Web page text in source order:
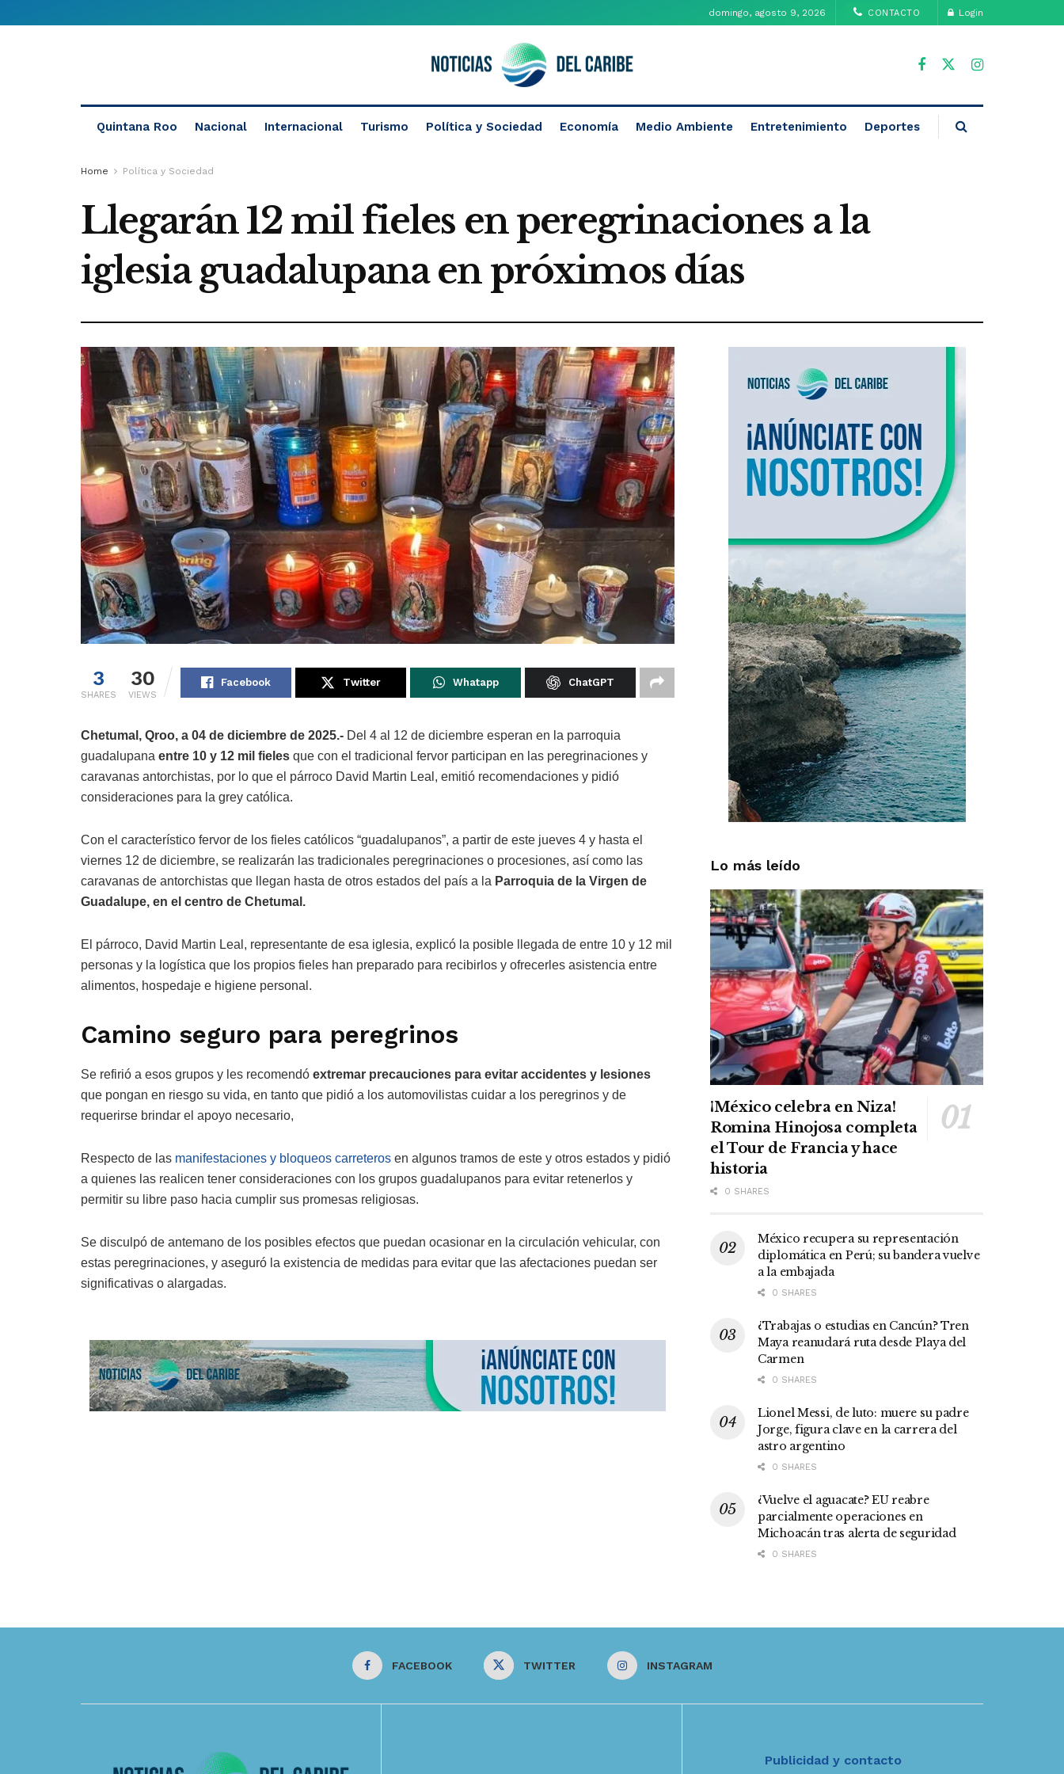
domingo, agosto 9, 2026 CONTACTO Login
Quintana Roo Nacional Internacional Turismo Política y Sociedad Economía Medio Ambiente Entretenimiento Deportes
Home Política y Sociedad
Llegarán 12 mil fieles en peregrinaciones a la
iglesia guadalupana en próximos días
3
SHARES
30
VIEWS
Facebook Twitter Whatapp ChatGPT
Chetumal, Qroo, a 04 de diciembre de 2025.- Del 4 al 12 de diciembre esperan en la parroquia
guadalupana entre 10 y 12 mil fieles que con el tradicional fervor participan en las peregrinaciones y
caravanas antorchistas, por lo que el párroco David Martin Leal, emitió recomendaciones y pidió
consideraciones para la grey católica.
Con el característico fervor de los fieles católicos “guadalupanos”, a partir de este jueves 4 y hasta el
viernes 12 de diciembre, se realizarán las tradicionales peregrinaciones o procesiones, así como las
caravanas de antorchistas que llegan hasta de otros estados del país a la Parroquia de la Virgen de
Guadalupe, en el centro de Chetumal.
El párroco, David Martin Leal, representante de esa iglesia, explicó la posible llegada de entre 10 y 12 mil
personas y la logística que los propios fieles han preparado para recibirlos y ofrecerles asistencia entre
alimentos, hospedaje e higiene personal.
Camino seguro para peregrinos
Se refirió a esos grupos y les recomendó extremar precauciones para evitar accidentes y lesiones
que pongan en riesgo su vida, en tanto que pidió a los automovilistas cuidar a los peregrinos y de
requerirse brindar el apoyo necesario,
Respecto de las manifestaciones y bloqueos carreteros en algunos tramos de este y otros estados y pidió
a quienes las realicen tener consideraciones con los grupos guadalupanos para evitar retenerlos y
permitir su libre paso hacia cumplir sus promesas religiosas.
Se disculpó de antemano de los posibles efectos que puedan ocasionar en la circulación vehicular, con
estas peregrinaciones, y aseguró la existencia de medidas para evitar que las afectaciones puedan ser
significativas o alargadas.
Lo más leído
¡México celebra en Niza!
Romina Hinojosa completa
el Tour de Francia y hace
historia
0 SHARES
México recupera su representación
diplomática en Perú; su bandera vuelve
a la embajada
0 SHARES
¿Trabajas o estudias en Cancún? Tren
Maya reanudará ruta desde Playa del
Carmen
0 SHARES
Lionel Messi, de luto: muere su padre
Jorge, figura clave en la carrera del
astro argentino
0 SHARES
¿Vuelve el aguacate? EU reabre
parcialmente operaciones en
Michoacán tras alerta de seguridad
0 SHARES
FACEBOOK TWITTER INSTAGRAM
Publicidad y contacto